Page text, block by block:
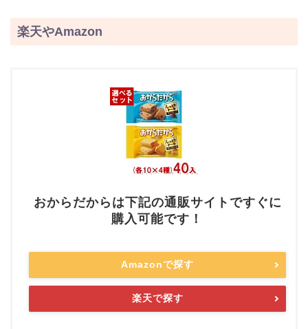
楽天やAmazon
おからだからは下記の通販サイトですぐに
購入可能です！
Amazonで探す
楽天で探す